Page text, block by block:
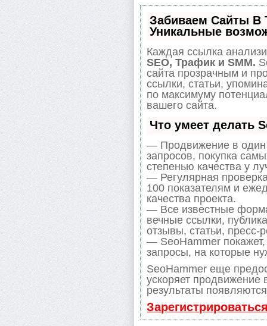
Забиваем Сайты
Уникальные
Каждая ссылка
SEO, Трафик и SMM.
сайта прозрачным и
ссылки, статьи,
по максимуму
вашего сайта.
Что умеет делать
— Продвижение в один
запросов, покупка
степенью качества у
— Регулярная
100 показателям и
качества проекта.
— Все известные
вечные ссылки,
отзывы, статьи, пресс-
— SeoHammer
запросы, на которые
SeoHammer еще
ускоряет продвижение
результаты